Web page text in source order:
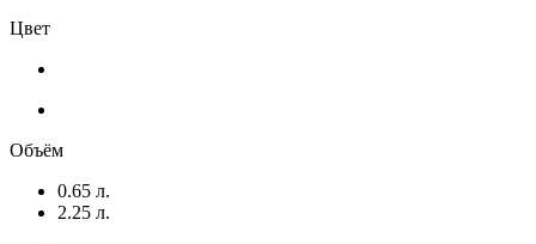
Цвет
Объём
0.65 л.
2.25 л.